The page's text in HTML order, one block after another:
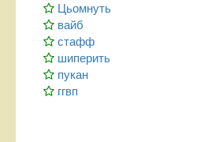
Цьомнуть
вайб
стафф
шиперить
пукан
ггвп